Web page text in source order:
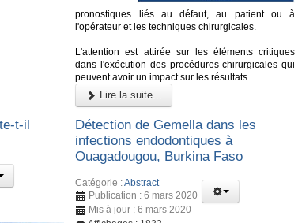
pronostiques liés au défaut, au patient ou à
l'opérateur et les techniques chirurgicales.
L'attention est attirée sur les éléments critiques
dans l'exécution des procédures chirurgicales qui
peuvent avoir un impact sur les résultats.
Lire la suite...
t-il
Détection de Gemella dans les
infections endodontiques à
Ouagadougou, Burkina Faso
Catégorie :Abstract
Publication : 6 mars 2020
Mis à jour : 6 mars 2020